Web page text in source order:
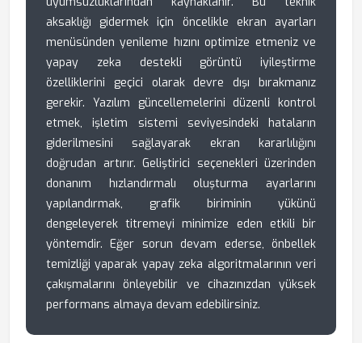
aksaklığı gidermek için öncelikle ekran ayarları
menüsünden yenileme hızını optimize etmeniz ve
yapay zeka destekli görüntü iyileştirme
özelliklerini geçici olarak devre dışı bırakmanız
gerekir. Yazılım güncellemelerini düzenli kontrol
etmek, işletim sistemi seviyesindeki hataların
giderilmesini sağlayarak ekran kararlılığını
doğrudan artırır. Geliştirici seçenekleri üzerinden
donanım hızlandırmalı oluşturma ayarlarını
yapılandırmak, grafik biriminin yükünü
dengeleyerek titremeyi minimize eden etkili bir
yöntemdir. Eğer sorun devam ederse, önbellek
temizliği yaparak yapay zeka algoritmalarının veri
çakışmalarını önleyebilir ve cihazınızdan yüksek
performans almaya devam edebilirsiniz.